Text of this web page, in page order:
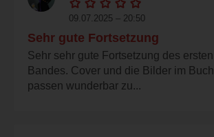
09.07.2025 – 20:50
Sehr gute Fortsetzung
Sehr sehr gute Fortsetzung des ersten
Bandes. Cover und die Bilder im Buch
passen wunderbar zu...